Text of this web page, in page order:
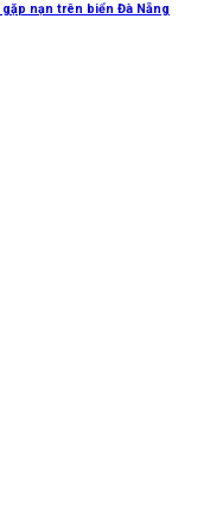
nạn trên biển Đà Nẵng